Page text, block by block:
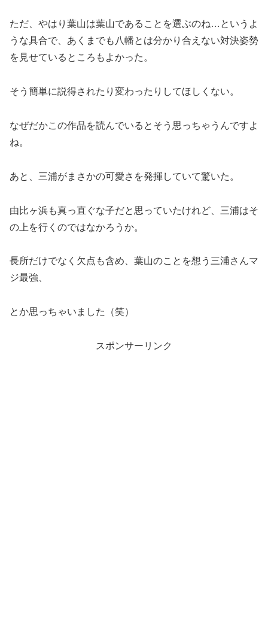
ただ、やはり葉山は葉山であることを選ぶのね…というよ
うな具合で、あくまでも八幡とは分かり合えない対決姿勢
を見せているところもよかった。
そう簡単に説得されたり変わったりしてほしくない。
なぜだかこの作品を読んでいるとそう思っちゃうんですよ
ね。
あと、三浦がまさかの可愛さを発揮していて驚いた。
由比ヶ浜も真っ直ぐな子だと思っていたけれど、三浦はそ
の上を行くのではなかろうか。
長所だけでなく欠点も含め、葉山のことを想う三浦さんマ
ジ最強、
とか思っちゃいました（笑）
スポンサーリンク